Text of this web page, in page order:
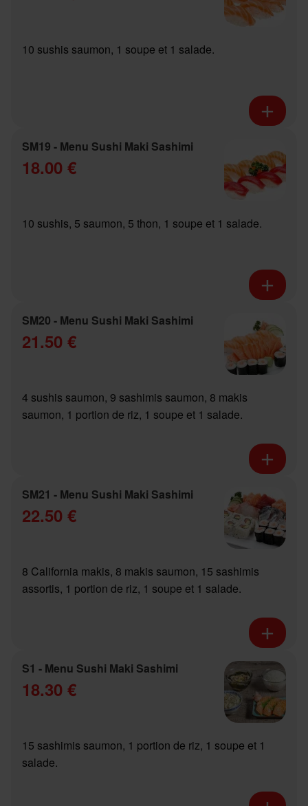
10 sushis saumon, 1 soupe et 1 salade.
SM19 - Menu Sushi Maki Sashimi
18.00 €
10 sushis, 5 saumon, 5 thon, 1 soupe et 1 salade.
SM20 - Menu Sushi Maki Sashimi
21.50 €
4 sushis saumon, 9 sashimis saumon, 8 makis
saumon, 1 portion de riz, 1 soupe et 1 salade.
SM21 - Menu Sushi Maki Sashimi
22.50 €
8 California makis, 8 makis saumon, 15 sashimis
assortis, 1 portion de riz, 1 soupe et 1 salade.
S1 - Menu Sushi Maki Sashimi
18.30 €
15 sashimis saumon, 1 portion de riz, 1 soupe et 1
salade.